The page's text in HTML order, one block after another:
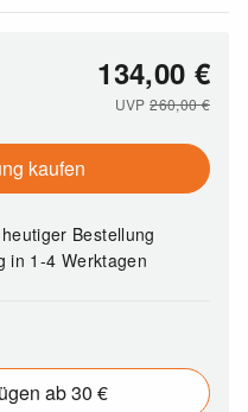
134,00 €
UVP260,00€
kaufen
Bestellung
in 1-4 Werktagen
ab 30 €